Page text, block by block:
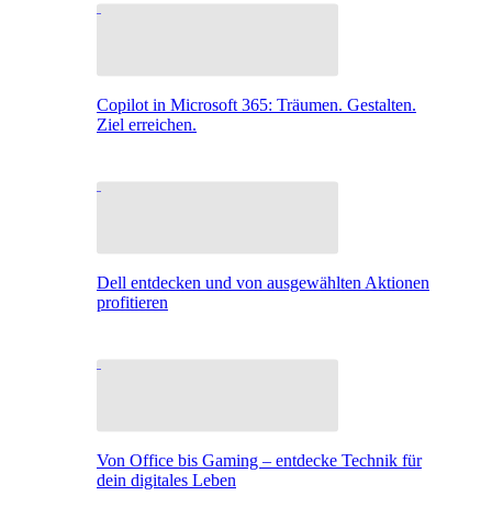
Copilot in Microsoft 365: Träumen. Gestalten.
Ziel erreichen.
Dell entdecken und von ausgewählten Aktionen
profitieren
Von Office bis Gaming – entdecke Technik für
dein digitales Leben